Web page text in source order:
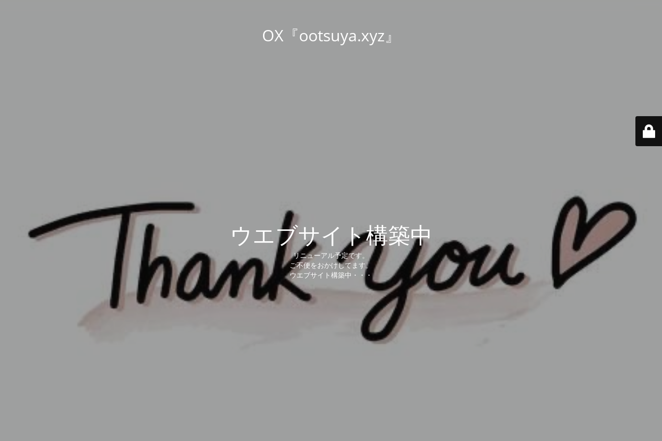
OX『ootsuya.xyz』
ウエブサイト構築中
リニューアル予定です。
ご不便をおかけしてます。
ウエブサイト構築中・・・